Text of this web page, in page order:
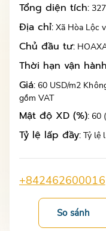
Tổng diện tích:
Địa chỉ: Xã Hòa Lộc
Chủ đầu tư:
Thời hạn vận
Giá: 60 USD/m2
gồm VAT
Mật độ XD (%): 60
Tỷ lệ lấp đầy: Tỷ lệ
+842462600016
So sánh